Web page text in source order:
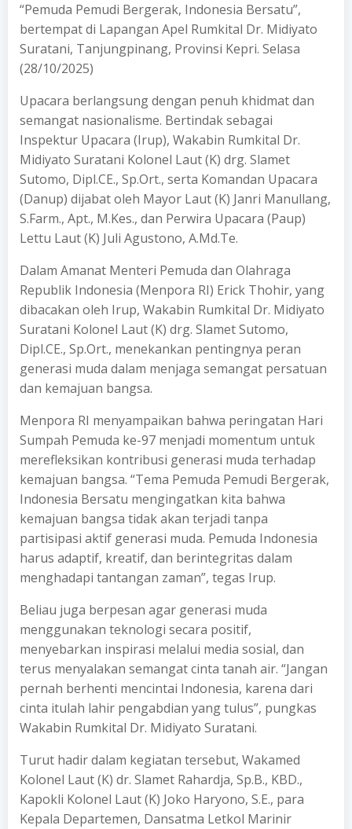
“Pemuda Pemudi Bergerak, Indonesia Bersatu”,
bertempat di Lapangan Apel Rumkital Dr. Midiyato
Suratani, Tanjungpinang, Provinsi Kepri. Selasa
(28/10/2025)
Upacara berlangsung dengan penuh khidmat dan
semangat nasionalisme. Bertindak sebagai
Inspektur Upacara (Irup), Wakabin Rumkital Dr.
Midiyato Suratani Kolonel Laut (K) drg. Slamet
Sutomo, Dipl.CE., Sp.Ort., serta Komandan Upacara
(Danup) dijabat oleh Mayor Laut (K) Janri Manullang,
S.Farm., Apt., M.Kes., dan Perwira Upacara (Paup)
Lettu Laut (K) Juli Agustono, A.Md.Te.
Dalam Amanat Menteri Pemuda dan Olahraga
Republik Indonesia (Menpora RI) Erick Thohir, yang
dibacakan oleh Irup, Wakabin Rumkital Dr. Midiyato
Suratani Kolonel Laut (K) drg. Slamet Sutomo,
Dipl.CE., Sp.Ort., menekankan pentingnya peran
generasi muda dalam menjaga semangat persatuan
dan kemajuan bangsa.
Menpora RI menyampaikan bahwa peringatan Hari
Sumpah Pemuda ke-97 menjadi momentum untuk
merefleksikan kontribusi generasi muda terhadap
kemajuan bangsa. “Tema Pemuda Pemudi Bergerak,
Indonesia Bersatu mengingatkan kita bahwa
kemajuan bangsa tidak akan terjadi tanpa
partisipasi aktif generasi muda. Pemuda Indonesia
harus adaptif, kreatif, dan berintegritas dalam
menghadapi tantangan zaman”, tegas Irup.
Beliau juga berpesan agar generasi muda
menggunakan teknologi secara positif,
menyebarkan inspirasi melalui media sosial, dan
terus menyalakan semangat cinta tanah air. “Jangan
pernah berhenti mencintai Indonesia, karena dari
cinta itulah lahir pengabdian yang tulus”, pungkas
Wakabin Rumkital Dr. Midiyato Suratani.
Turut hadir dalam kegiatan tersebut, Wakamed
Kolonel Laut (K) dr. Slamet Rahardja, Sp.B., KBD.,
Kapokli Kolonel Laut (K) Joko Haryono, S.E., para
Kepala Departemen, Dansatma Letkol Marinir